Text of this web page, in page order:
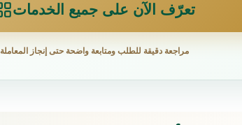
تعرّف الآن على جميع الخدمات
مراجعة دقيقة للطلب ومتابعة واضحة حتى إنجاز المعاملة